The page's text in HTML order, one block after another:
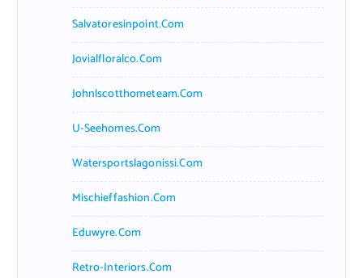
Salvatoresinpoint.com
Jovialfloralco.com
Johnlscotthometeam.com
U-Seehomes.com
Watersportslagonissi.com
Mischieffashion.com
Eduwyre.com
Retro-Interiors.com